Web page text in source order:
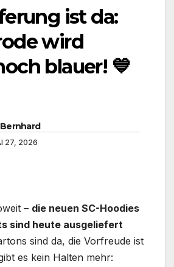
ist da:
wird
blauer! 💙
Bernhard
27, 2026
– die neuen SC-Hoodies
sind heute ausgeliefert
sind da, die Vorfreude ist
es kein Halten mehr: